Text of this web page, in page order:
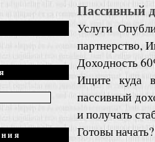
Пассивный
Услуги
партнерство,
Доходность
Ищите куда
пассивный
и получать
Готовы